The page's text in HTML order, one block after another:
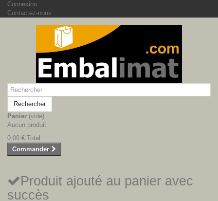
Connexion
Contactez-nous
Rechercher
Panier (vide)
Aucun produit
0,00 € Total
Commander
Produit ajouté au panier avec
succès